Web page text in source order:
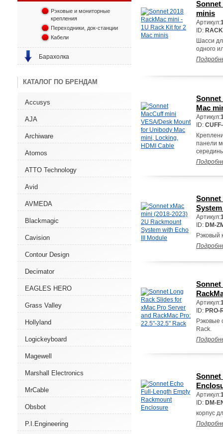
Рэковые и мониторные
крепления
Переходники, док-станции
Кабели
Барахолка
КАТАЛОГ ПО БРЕНДАМ
Accusys
AJA
Archiware
Atomos
ATTO Technology
Avid
AVMEDA
Blackmagic
Cavision
Contour Design
Decimator
EAGLES HERO
Grass Valley
Hollyland
Logickeyboard
Magewell
Marshall Electronics
MrCable
Obsbot
P.I.Engineering
Sonnet
minis
Артикул:
ID:
Шасси
одного
Sonnet
Mac
Артикул:
ID:
панели
Sonnet
Артикул:
ID: DM-
Рэковый
Sonnet
Артикул:
ID: PRO-
Рэковые
Rack.
Sonnet
Артикул:
ID: DM-
корпус